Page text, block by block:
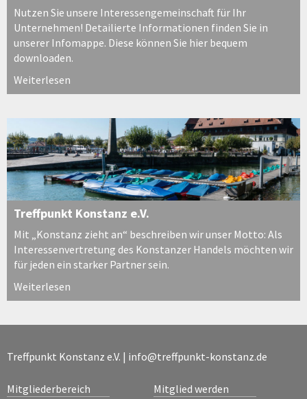
Nutzen Sie unsere Interessengemeinschaft für Ihr
Unternehmen! Detailierte Informationen finden Sie in
unserer Infomappe. Diese können Sie hier bequem
downloaden.
Weiterlesen
Treffpunkt Konstanz e.V.
Mit „Konstanz zieht an“ beschreiben wir unser Motto: Als
Interessenvertretung des Konstanzer Handels möchten wir
für jeden ein starker Partner sein.
Weiterlesen
Treffpunkt Konstanz e.V. | info@treffpunkt-konstanz.de
Mitgliederbereich Mitglied werden